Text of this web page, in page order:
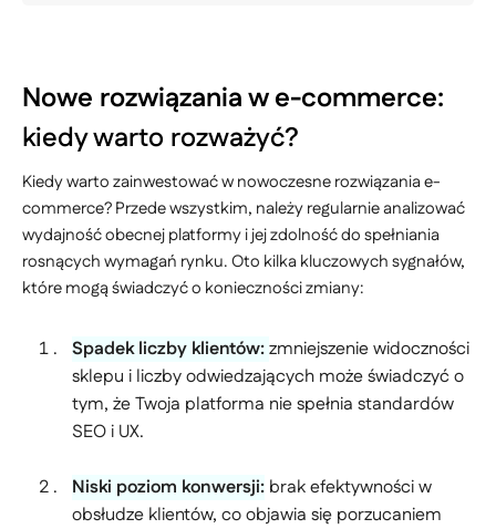
Nowe rozwiązania w e-commerce:
kiedy warto rozważyć?
Kiedy warto zainwestować w nowoczesne rozwiązania e-
commerce? Przede wszystkim, należy regularnie analizować
wydajność obecnej platformy i jej zdolność do spełniania
rosnących wymagań rynku. Oto kilka kluczowych sygnałów,
które mogą świadczyć o konieczności zmiany:
Spadek liczby klientów:zmniejszenie widoczności
sklepu i liczby odwiedzających może świadczyć o
tym, że Twoja platforma nie spełnia standardów
SEO i UX.
Niski poziom konwersji: brak efektywności w
obsłudze klientów, co objawia się porzucaniem